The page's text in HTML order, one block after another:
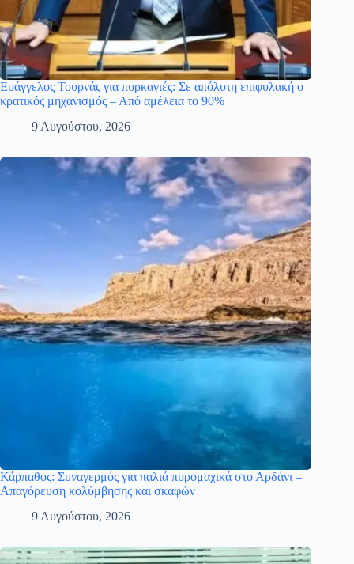
Ευάγγελος Τουρνάς για πυρκαγιές: Σε απόλυτη επιφυλακή ο
κρατικός μηχανισμός – Από αμέλεια το 90%
9 Αυγούστου, 2026
Κάρπαθος: Συναγερμός για παλιά πυρομαχικά στο Αρδάνι –
Απαγόρευση κολύμβησης και σκαφών
9 Αυγούστου, 2026